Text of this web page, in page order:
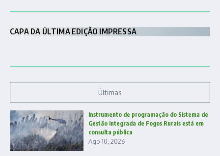
CAPA DA ÚLTIMA EDIÇÃO IMPRESSA
Últimas
Instrumento de programação do Sistema de
Gestão Integrada de Fogos Rurais está em
consulta pública
Ago 10, 2026